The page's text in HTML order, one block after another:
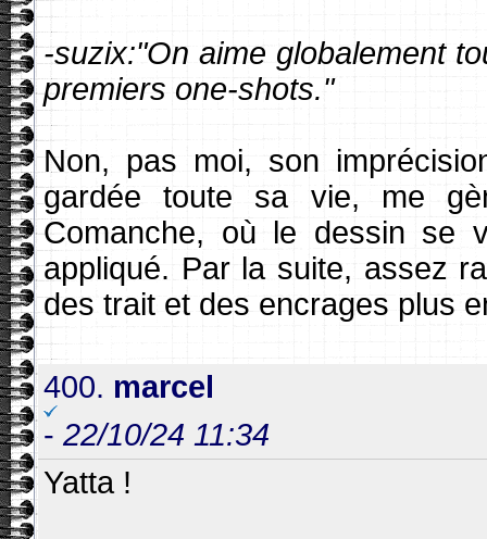
-suzix:"On aime globalement
premiers one-shots."
Non, pas moi, son
gardée toute sa vie, me
Comanche, où le dessin se
appliqué. Par la suite, assez
des trait et des encrages plus
400. marcel
- 22/10/24 11:34
Yatta !